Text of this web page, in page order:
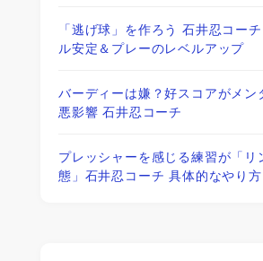
「逃げ球」を作ろう 石井忍コー
ル安定＆プレーのレベルアップ
バーディーは嫌？好スコアがメン
悪影響 石井忍コーチ
プレッシャーを感じる練習が「リ
態」石井忍コーチ 具体的なやり方